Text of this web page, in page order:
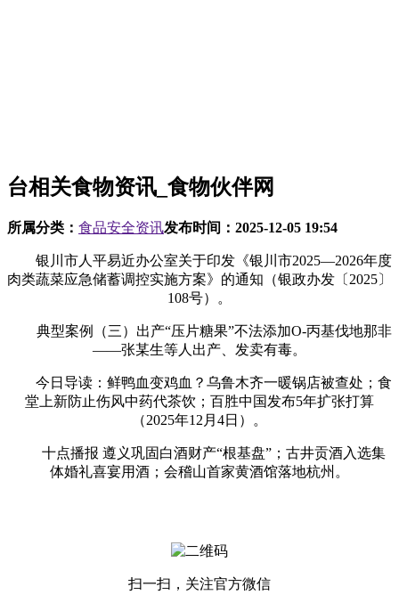
台相关食物资讯_食物伙伴网
所属分类： 食品安全资讯发布时间： 2025-12-05 19:54
银川市人平易近办公室关于印发《银川市2025—2026年度
肉类蔬菜应急储蓄调控实施方案》的通知（银政办发〔2025〕
108号）。
典型案例（三）出产“压片糖果”不法添加O-丙基伐地那非
——张某生等人出产、发卖有毒。
今日导读：鲜鸭血变鸡血？乌鲁木齐一暖锅店被查处；食
堂上新防止伤风中药代茶饮；百胜中国发布5年扩张打算
（2025年12月4日）。
十点播报 遵义巩固白酒财产“根基盘”；古井贡酒入选集
体婚礼喜宴用酒；会稽山首家黄酒馆落地杭州。
扫一扫，关注官方微信